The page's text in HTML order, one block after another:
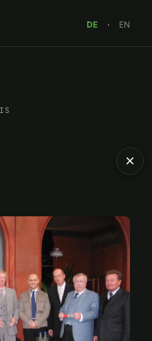
DE · EN
×